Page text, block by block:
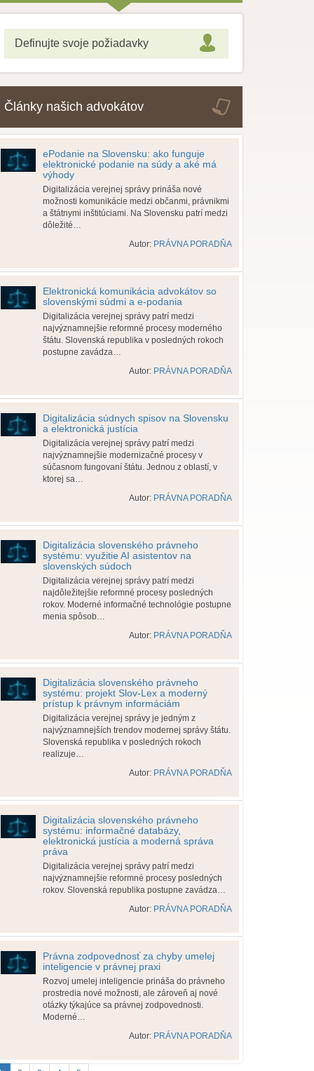
Definujte svoje požiadavky
Články našich advokátov
ePodanie na Slovensku: ako funguje
elektronické podanie na súdy a aké má
výhody
Digitalizácia verejnej správy prináša nové
možnosti komunikácie medzi občanmi, právnikmi
a štátnymi inštitúciami. Na Slovensku patrí medzi
dôležité…
Autor: PRÁVNA PORADŇA
Elektronická komunikácia advokátov so
slovenskými súdmi a e-podania
Digitalizácia verejnej správy patrí medzi
najvýznamnejšie reformné procesy moderného
štátu. Slovenská republika v posledných rokoch
postupne zavádza…
Autor: PRÁVNA PORADŇA
Digitalizácia súdnych spisov na Slovensku
a elektronická justícia
Digitalizácia verejnej správy patrí medzi
najvýznamnejšie modernizačné procesy v
súčasnom fungovaní štátu. Jednou z oblastí, v
ktorej sa…
Autor: PRÁVNA PORADŇA
Digitalizácia slovenského právneho
systému: využitie AI asistentov na
slovenských súdoch
Digitalizácia verejnej správy patrí medzi
najdôležitejšie reformné procesy posledných
rokov. Moderné informačné technológie postupne
menia spôsob…
Autor: PRÁVNA PORADŇA
Digitalizácia slovenského právneho
systému: projekt Slov-Lex a moderný
prístup k právnym informáciám
Digitalizácia verejnej správy je jedným z
najvýznamnejších trendov modernej správy štátu.
Slovenská republika v posledných rokoch
realizuje…
Autor: PRÁVNA PORADŇA
Digitalizácia slovenského právneho
systému: informačné databázy,
elektronická justícia a moderná správa
práva
Digitalizácia verejnej správy patrí medzi
najvýznamnejšie reformné procesy posledných
rokov. Slovenská republika postupne zavádza…
Autor: PRÁVNA PORADŇA
Právna zodpovednosť za chyby umelej
inteligencie v právnej praxi
Rozvoj umelej inteligencie prináša do právneho
prostredia nové možnosti, ale zároveň aj nové
otázky týkajúce sa právnej zodpovednosti.
Moderné…
Autor: PRÁVNA PORADŇA